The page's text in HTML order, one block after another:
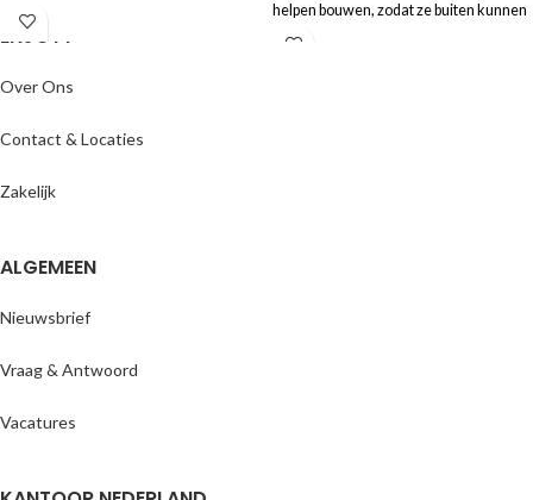
raak je de draden aan dan tikt de tijd
helpen bouwen, zodat ze buiten kunnen
gaan spelen? Nu te bestellen met
ENJOYY
Over Ons
Contact & Locaties
Zakelijk
ALGEMEEN
Nieuwsbrief
Vraag & Antwoord
Vacatures